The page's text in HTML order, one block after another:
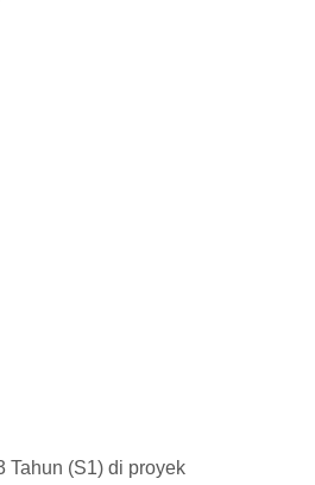
Tahun (S1) di proyek